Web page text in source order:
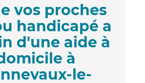
vos proches
handicapé a
d'une aide à
à
le-